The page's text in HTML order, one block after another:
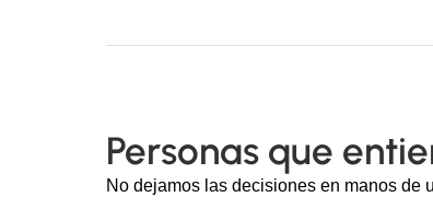
Personas que
No dejamos las decisiones en manos de